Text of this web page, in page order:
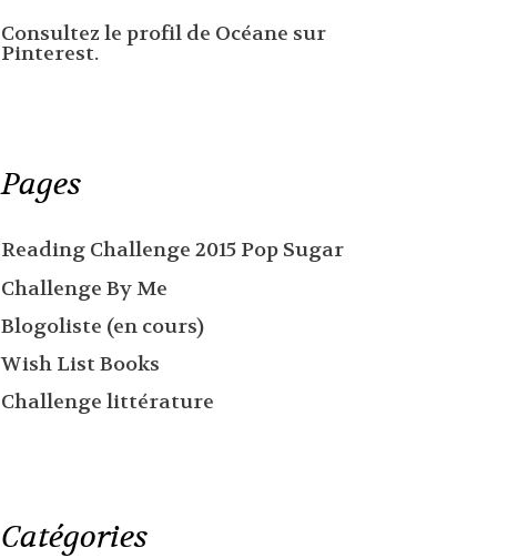
Consultez le profil de Océane sur
Pinterest.
Pages
Reading Challenge 2015 Pop Sugar
Challenge By Me
Blogoliste (en cours)
Wish List Books
Challenge littérature
Catégories